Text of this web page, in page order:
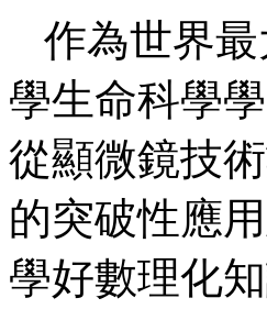
作為世界
學生命科學學
從顯微鏡技
的突破性應用
學好數理化